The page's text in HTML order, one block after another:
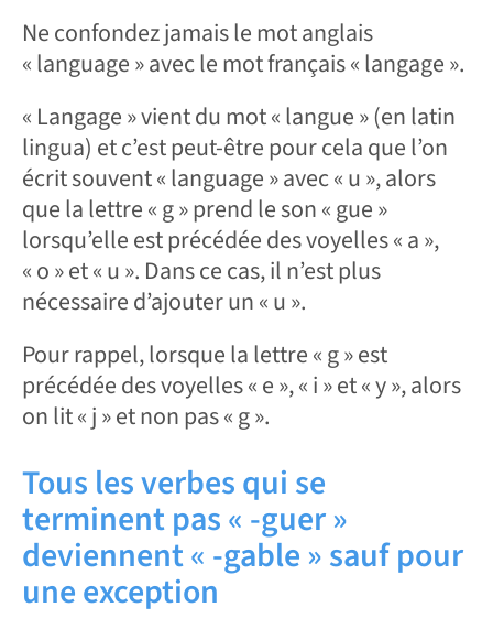
Ne confondez jamais le mot anglais
« language » avec le mot français « langage ».
« Langage » vient du mot « langue » (en latin
lingua) et c’est peut-être pour cela que l’on
écrit souvent « language » avec « u », alors
que la lettre « g » prend le son « gue »
lorsqu’elle est précédée des voyelles « a »,
« o » et « u ». Dans ce cas, il n’est plus
nécessaire d’ajouter un « u ».
Pour rappel, lorsque la lettre « g » est
précédée des voyelles « e », « i » et « y », alors
on lit « j » et non pas « g ».
Tous les verbes qui se
terminent pas « -guer »
deviennent « -gable » sauf pour
une exception